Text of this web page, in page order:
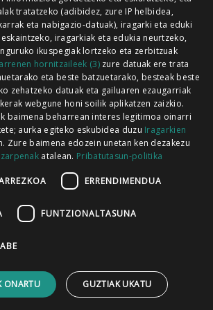
irratia | Lesaka | T. 948638288
Codesyntaxek garatua
LEGE OHARRA PUBLIZITATEA
HARREMANETARAKO RSS
tratatzeko (adibidez, zure IP helbidea,
eta nabigazio-datuak), iragarki eta eduki
iragarkiak eta edukia neurtzeko,
ikuspegiak lortzeko eta zerbitzuak
hornitzaileek (3)zure datuak ere trata
eta beste batzuetarako, besteak beste
zehatzeko datuak eta gailuaren ezaugarriak
webgune honi soilik aplikatzen zaizkio.
baimena beharrean interes legitimoa oinarri
aurka egiteko eskubidea duzu Iragarkien
Zure baimena edozein unetan ken dezakezu
atalean. Pribatutasun-politika
ERRENDIMENDUA
FUNTZIONALTASUNA
ONARTU GUZTIAK UKATU